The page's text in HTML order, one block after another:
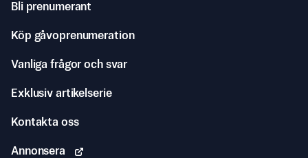
Bli prenumerant
Köp gåvoprenumeration
Vanliga frågor och svar
Exklusiv artikelserie
Kontakta oss
Annonsera